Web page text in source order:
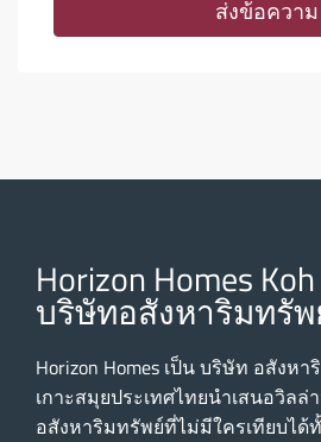
ส่งข้อความ
Horizon Homes
บริษัทอสังหาริมทรั
Horizon Homes เป็น บริษัท อสังห
เกาะสมุยประเทศไทยนําเสนอวิลล่
อสังหาริมทรัพย์ที่ไม่มีใครเทียบได้